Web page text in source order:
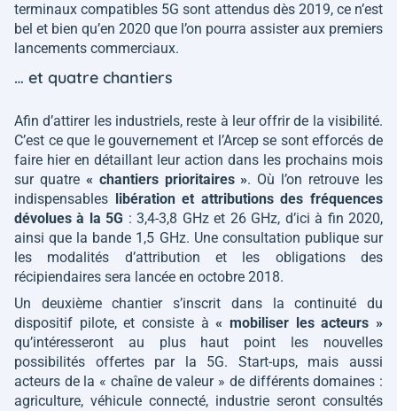
terminaux compatibles 5G sont attendus dès 2019, ce n’est
bel et bien qu’en 2020 que l’on pourra assister aux premiers
lancements commerciaux.
… et quatre chantiers
Afin d’attirer les industriels, reste à leur offrir de la visibilité.
C’est ce que le gouvernement et l’Arcep se sont efforcés de
faire hier en détaillant leur action dans les prochains mois
sur quatre « chantiers prioritaires ». Où l’on retrouve les
indispensables
libération et attributions des fréquences
dévolues à la 5G : 3,4-3,8 GHz et 26 GHz, d’ici à fin 2020,
ainsi que la bande 1,5 GHz. Une consultation publique sur
les modalités d’attribution et les obligations des
récipiendaires sera lancée en octobre 2018.
Un deuxième chantier s’inscrit dans la continuité du
dispositif pilote, et consiste à« mobiliser les acteurs »
qu’intéresseront au plus haut point les nouvelles
possibilités offertes par la 5G. Start-ups, mais aussi
acteurs de la « chaîne de valeur » de différents domaines :
agriculture, véhicule connecté, industrie seront consultés